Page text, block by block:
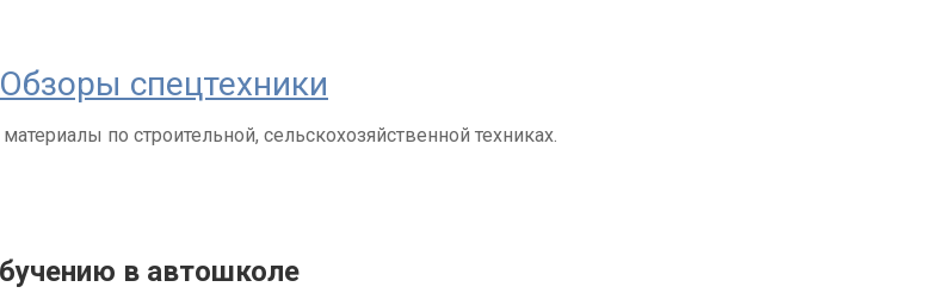
спецтехники
по строительной, сельскохозяйственной техниках.
в автошколе